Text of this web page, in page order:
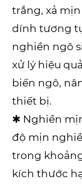
trắng, xả
dính tương
nghiền ngô
xử lý hiệu
biến ngô,
thiết bị.
✱ Nghiền
độ mịn
trong
kích thước